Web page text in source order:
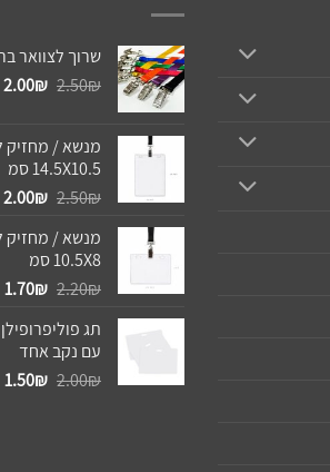
שרוך לצוואר ברוחב
2.50₪
המחיר
2.50₪.
2.00₪
מנשא / מחזיק
14.5X10.5 סמ
2.50₪
המחיר
היה:
2.50₪.
2.00₪
מנשא / מחזיק
10.5X8 סמ
2.20₪
המחיר
היה:
2.20₪.
1.70₪
עם נקב אחד
2.00₪
המחיר
1.50₪